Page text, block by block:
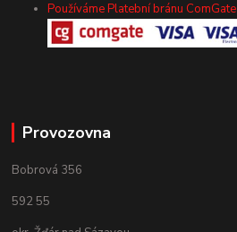
Používáme Platební bránu ComGate
Provozovna
Bobrová 356
592 55